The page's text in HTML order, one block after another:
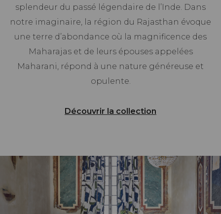
splendeur du passé légendaire de l’Inde. Dans
notre imaginaire, la région du Rajasthan évoque
une terre d’abondance où la magnificence des
Maharajas et de leurs épouses appelées
Maharani, répond à une nature généreuse et
opulente.
Découvrir la collection